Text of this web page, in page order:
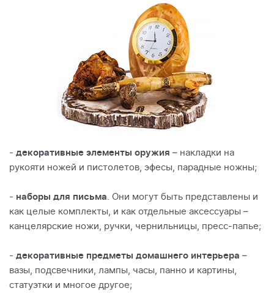
- декоративные элементы оружия – накладки на
рукояти ножей и пистолетов, эфесы, парадные ножны;
- наборы для письма . Они могут быть представлены и
как целые комплекты, и как отдельные аксессуары –
канцелярские ножи, ручки, чернильницы, пресс-папье;
- декоративные предметы домашнего интерьера –
вазы, подсвечники, лампы, часы, панно и картины,
статуэтки и многое другое;